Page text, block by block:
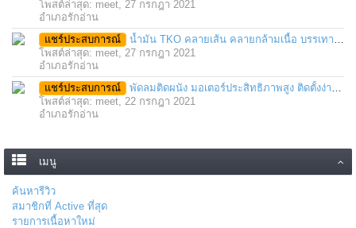
โพสต์ล่าสุด: meet, 27 กรกฎา 2021
อำเภอรักอ่าน
แชร์ประสบการณ์
น้ำมัน TKO คลายเส้น คลายกล้ามเนื้อ บรรเทาอาการบาดเจ็บโดยฉับพลัน
โพสต์ล่าสุด: meet, 27 กรกฎา 2021
อำเภอรักอ่าน
แชร์ประสบการณ์
พัดลมติดผนัง มอเตอร์ประสิทธิภาพสูง ติดตั้งง่าย ประหยัดพื้นที่
โพสต์ล่าสุด: meet, 22 กรกฎา 2021
อำเภอรักอ่าน
เมนู
ค้นหารีวิว
สมาชิกที่ Active ที่สุด
รายการเนื้อหาใหม่